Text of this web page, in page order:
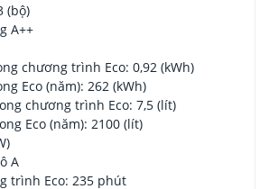
(bộ)
A++
chương trình Eco: 0,92 (kWh)
Eco (năm): 262 (kWh)
chương trình Eco: 7,5 (lít)
Eco (năm): 2100 (lít)
A
trình Eco: 235 phút